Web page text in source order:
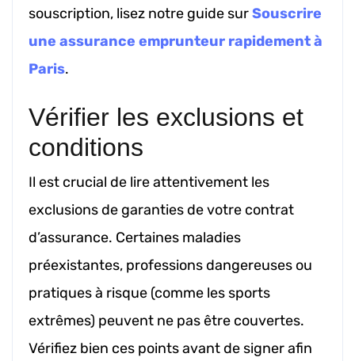
souscription, lisez notre guide surSouscrire
une assurance emprunteur rapidement à
Paris.
Vérifier les exclusions et
conditions
Il est crucial de lire attentivement les
exclusions de garanties de votre contrat
d’assurance. Certaines maladies
préexistantes, professions dangereuses ou
pratiques à risque (comme les sports
extrêmes) peuvent ne pas être couvertes.
Vérifiez bien ces points avant de signer afin